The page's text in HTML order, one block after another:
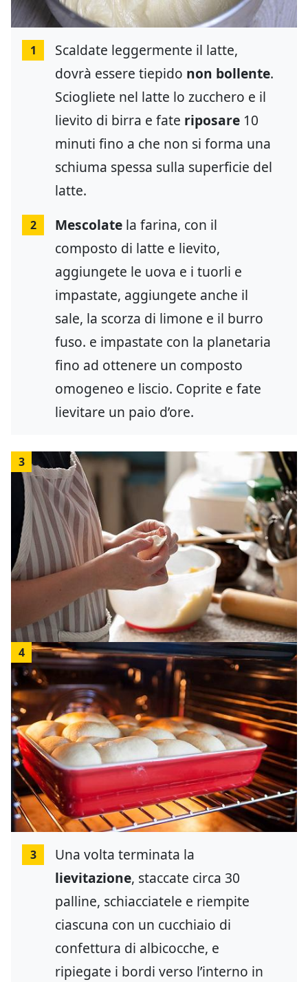
1
Scaldate leggermente il latte,
dovrà essere tiepido non bollente.
Sciogliete nel latte lo zucchero e il
lievito di birra e fate riposare 10
minuti fino a che non si forma una
schiuma spessa sulla superficie del
latte.
2 Mescolate la farina, con il
composto di latte e lievito,
aggiungete le uova e i tuorli e
impastate, aggiungete anche il
sale, la scorza di limone e il burro
fuso. e impastate con la planetaria
fino ad ottenere un composto
omogeneo e liscio. Coprite e fate
lievitare un paio d’ore.
3
4
3
Una volta terminata la
lievitazione, staccate circa 30
palline, schiacciatele e riempite
ciascuna con un cucchiaio di
confettura di albicocche, e
ripiegate i bordi verso l’interno in